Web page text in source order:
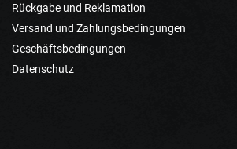
Rückgabe und Reklamation
Versand und Zahlungsbedingungen
Geschäftsbedingungen
Datenschutz